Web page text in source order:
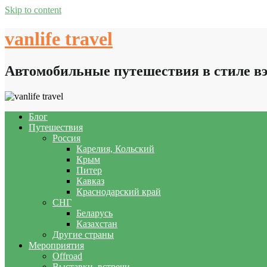
Skip to content
vanlife travel
Автомобильные путешествия в стиле
Блог
Путешествия
Россия
Карелия, Кольский
Крым
Питер
Кавказ
Краснодарский край
СНГ
Беларусь
Казахстан
Другие страны
Мероприятия
Offroad